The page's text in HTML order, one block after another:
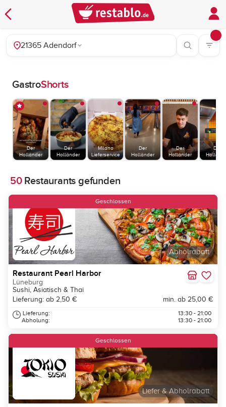
21365 Adendorf
GastroShorts
Der
Holländer
Der
Holländer
Milano
Lieferservice
Der
Holländer
Der
Holländer
Der
50Restaurants gefunden
Abholrabatt
Geschlossen
Restaurant Pearl Harbor
Lüneburg
Sushi, Asiatisch & Thai
Lieferung: ab 2,50 €
min. ab 25,00 €
Lieferung:
Abholung:
13:30 - 21:00
13:30 - 21:00
Liefer & Abholrabatt
Geschlossen